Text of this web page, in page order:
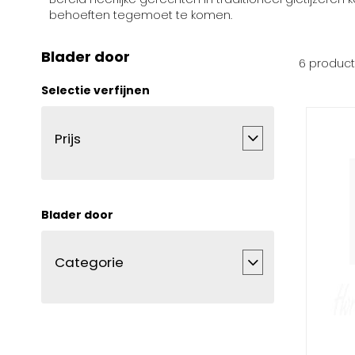
behoeften tegemoet te komen.
Blader door
Selectie verfijnen
Prijs
Blader door
Categorie
6